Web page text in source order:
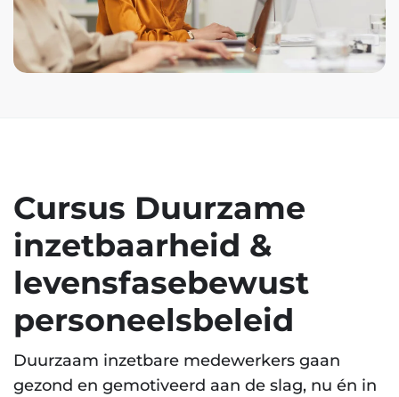
Cursus Duurzame
inzetbaarheid &
levensfasebewust
personeelsbeleid
Duurzaam inzetbare medewerkers gaan
gezond en gemotiveerd aan de slag, nu én in